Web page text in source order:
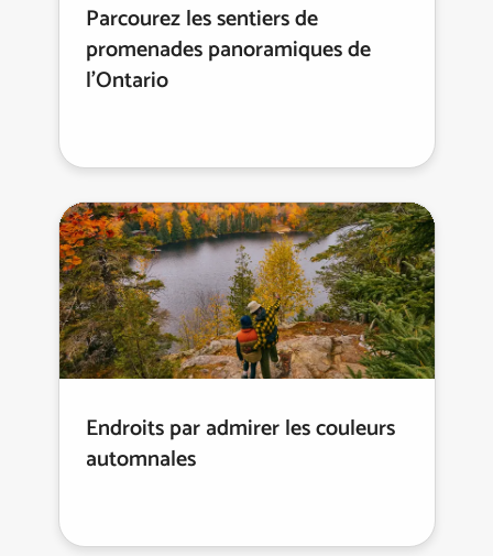
Parcourez les sentiers de
promenades panoramiques de
l’Ontario
Endroits par admirer les couleurs
automnales